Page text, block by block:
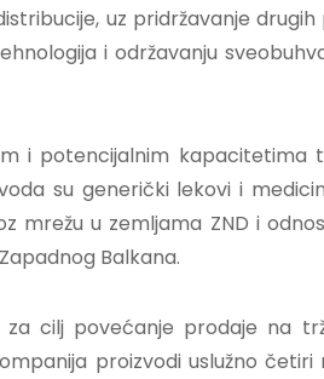
uz pridržavanje
i održavanju
i potencijalnim kapacitetima
su generički lekovi i
mrežu u zemljama ZND i
Balkana.
cilj povećanje prodaje na
proizvodi uslužno četiri